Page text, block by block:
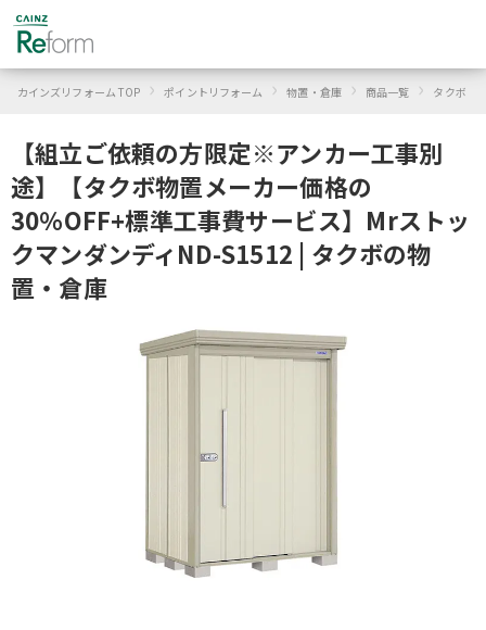
カインズリフォーム TOP › ポイントリフォーム › 物置・倉庫 › 商品一覧 › タクボ
【組立ご依頼の方限定※アンカー工事別
途】【タクボ物置メーカー価格の
30％OFF+標準工事費サービス】Mrストッ
クマンダンディND-S1512 | タクボの物
置・倉庫